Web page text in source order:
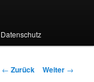
Beitragsnavigation
← Zurück Weiter →